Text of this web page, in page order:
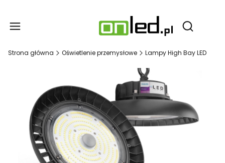
Otwórz
Strona główna Oświetlenie przemysłowe Lampy High Bay LED